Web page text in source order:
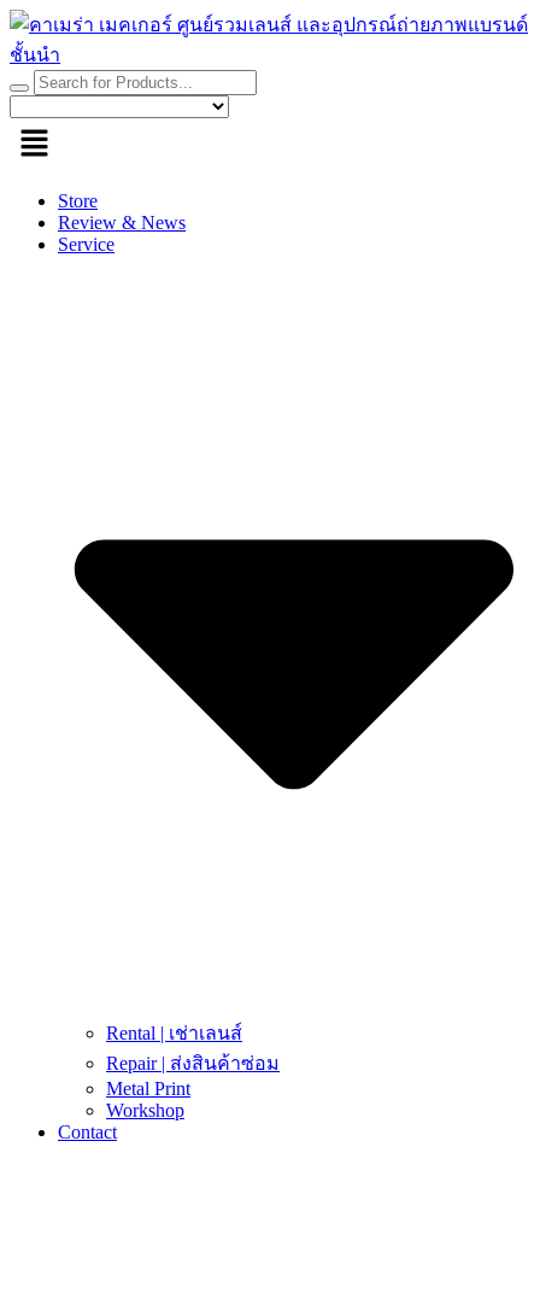
Skip
to
content
Store
Review & News
Service
Rental | เช่าเลนส์
Repair | ส่งสินค้าซ่อม
Metal Print
Workshop
Contact